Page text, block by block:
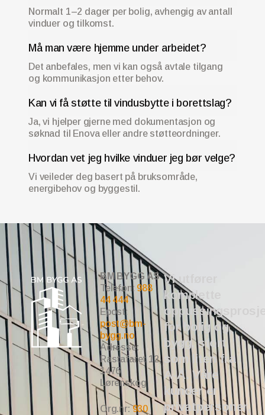
Normalt 1–2 dager per bolig, avhengig av antall
vinduer og tilkomst.
Må man være hjemme under arbeidet?
Det anbefales, men vi kan også avtale tilgang
og kommunikasjon etter behov.
Kan vi få støtte til vindusbytte i borettslag?
Ja, vi hjelper gjerne med dokumentasjon og
søknad til Enova eller andre støtteordninger.
Hvordan vet jeg hvilke vinduer jeg bør velge?
Vi veileder deg basert på bruksområde,
energibehov og byggestil.
BM BYGG AS
Telefon: 988
44 444
Epost:
post@bm-
bygg.no
Adresse:
Rastafaret 12,
1476
Lørenskog
Org.nr:930
Vi utfører
komplette
for bolig og
bygg, stort
som liten fra
A-Å. Våre
kunder er
privatpersoner,